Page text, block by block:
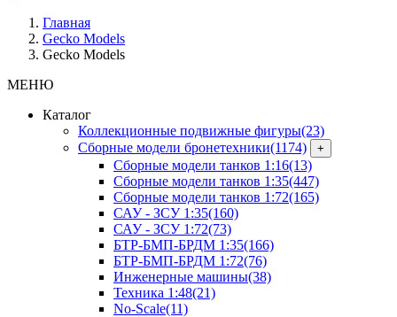
Главная
Gecko Models
Gecko Models
МЕНЮ
Каталог
Коллекционные подвижные фигуры(23)
Сборные модели бронетехники(1174) +
Сборные модели танков 1:16(13)
Сборные модели танков 1:35(447)
Сборные модели танков 1:72(165)
САУ - ЗСУ 1:35(160)
САУ - ЗСУ 1:72(73)
БТР-БМП-БРДМ 1:35(166)
БТР-БМП-БРДМ 1:72(76)
Инженерные машины(38)
Техника 1:48(21)
No-Scale(11)